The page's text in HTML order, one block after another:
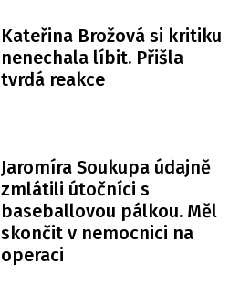
Kateřina Brožová si kritiku
nenechala líbit. Přišla
tvrdá reakce
Jaromíra Soukupa údajně
zmlátili útočníci s
baseballovou pálkou. Měl
skončit v nemocnici na
operaci